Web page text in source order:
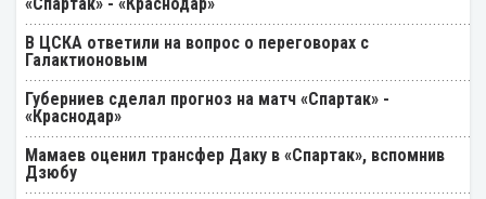
В ЦСКА ответили на вопрос о переговорах с
Галактионовым
Губерниев сделал прогноз на матч «Спартак» -
«Краснодар»
Мамаев оценил трансфер Даку в «Спартак», вспомнив
Дзюбу